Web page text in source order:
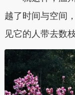
越了时间与空间
见它的人带去数